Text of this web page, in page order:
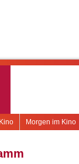
Morgen im Kino